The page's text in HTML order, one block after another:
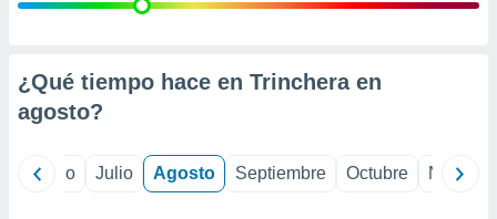
e
mediante
¿Qué tiempo hace en Trinchera en
agosto?
Junio Julio Agosto Septiembre Octubre